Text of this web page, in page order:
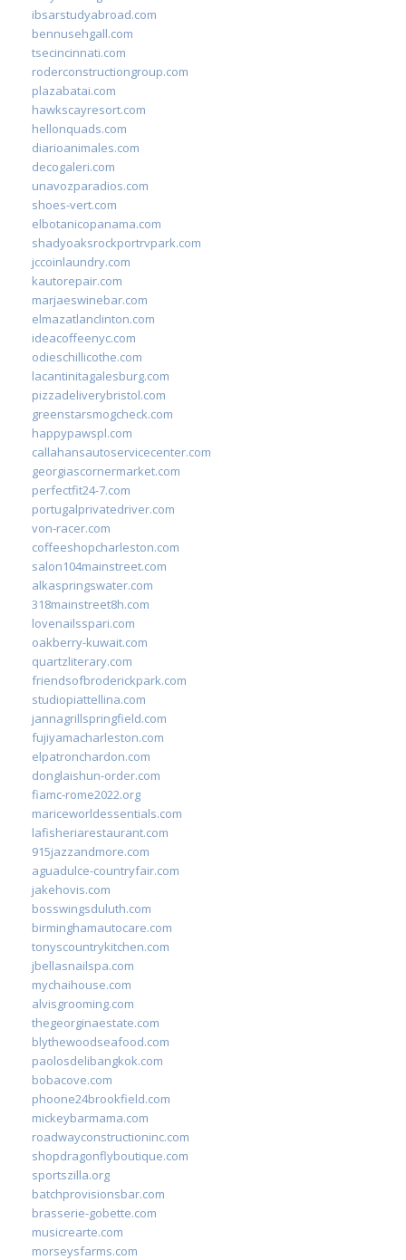
ibsarstudyabroad.com
bennusehgall.com
tsecincinnati.com
roderconstructiongroup.com
plazabatai.com
hawkscayresort.com
hellonquads.com
diarioanimales.com
decogaleri.com
unavozparadios.com
shoes-vert.com
elbotanicopanama.com
shadyoaksrockportrvpark.com
jccoinlaundry.com
kautorepair.com
marjaeswinebar.com
elmazatlanclinton.com
ideacoffeenyc.com
odieschillicothe.com
lacantinitagalesburg.com
pizzadeliverybristol.com
greenstarsmogcheck.com
happypawspl.com
callahansautoservicecenter.com
georgiascornermarket.com
perfectfit24-7.com
portugalprivatedriver.com
von-racer.com
coffeeshopcharleston.com
salon104mainstreet.com
alkaspringswater.com
318mainstreet8h.com
lovenailsspari.com
oakberry-kuwait.com
quartzliterary.com
friendsofbroderickpark.com
studiopiattellina.com
jannagrillspringfield.com
fujiyamacharleston.com
elpatronchardon.com
donglaishun-order.com
fiamc-rome2022.org
mariceworldessentials.com
lafisheriarestaurant.com
915jazzandmore.com
aguadulce-countryfair.com
jakehovis.com
bosswingsduluth.com
birminghamautocare.com
tonyscountrykitchen.com
jbellasnailspa.com
mychaihouse.com
alvisgrooming.com
thegeorginaestate.com
blythewoodseafood.com
paolosdelibangkok.com
bobacove.com
phoone24brookfield.com
mickeybarmama.com
roadwayconstructioninc.com
shopdragonflyboutique.com
sportszilla.org
batchprovisionsbar.com
brasserie-gobette.com
musicrearte.com
morseysfarms.com